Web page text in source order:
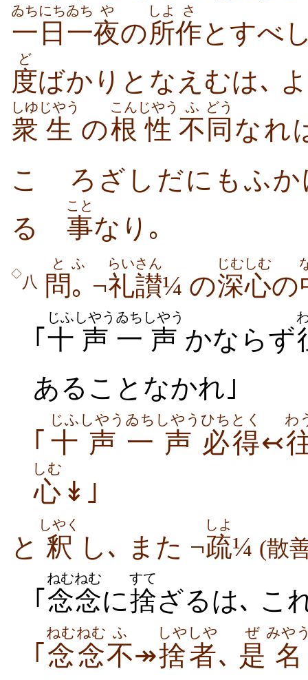
一日
ゐちにち
一
ゐち
夜
や
の所
しよ
作
さ
とすべ
度
ど
ばかりとなえむは､
衆
しゆ
生
じやう
の根
こん
性
じやう
不
ふ
同
どう
なれ
こゝろざしだにもふ
るゝ 事
こと
なり｡
◇八 問
と
｡
ふ
¬礼讃
らいさん
¼ の深心
じむしむ
の
｢ 十
じふ
声
しやう
一
ゐち
声
しやう
かならず
あることなかれ｣
｢ 十
じふ
声
しやう
一
ゐち
声
しやう
必得
ひちとく
↢
わ
心
しむ
↡｣
と 釈
しやく
し､ また ¬疏
しよ
¼ (散
｢ 念念
ねむねむ
に捨
すて
ざるは､ こ
｢ 念念
ねむねむ
不
ふ
↠捨
しや
者
しや
､ 是
ぜ
名
みや